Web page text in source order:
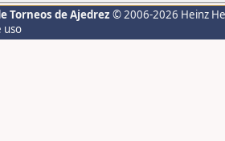
Torneos de Ajedrez © 2006-2026 Heinz
uso